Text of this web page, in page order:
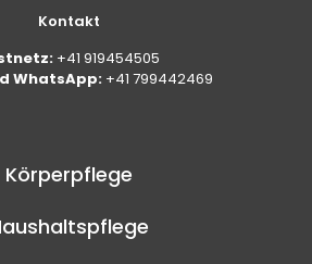
Kontakt
+41 919454505
WhatsApp: +41 799442469
Körperpflege